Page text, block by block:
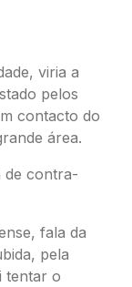
viria a
pelos
contacto do
área.
de contra-
fala da
pela
tentar o